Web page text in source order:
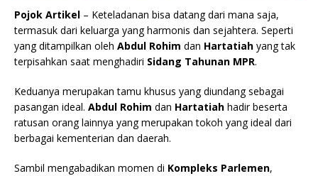
Pojok Artikel – Keteladanan bisa datang dari mana saja,
termasuk dari keluarga yang harmonis dan sejahtera. Seperti
yang ditampilkan oleh Abdul Rohim dan Hartatiah yang tak
terpisahkan saat menghadiri Sidang Tahunan MPR.
Keduanya merupakan tamu khusus yang diundang sebagai
pasangan ideal. Abdul Rohim dan Hartatiah hadir beserta
ratusan orang lainnya yang merupakan tokoh yang ideal dari
berbagai kementerian dan daerah.
Sambil mengabadikan momen di Kompleks Parlemen,